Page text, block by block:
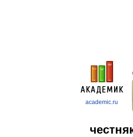
academic.ru